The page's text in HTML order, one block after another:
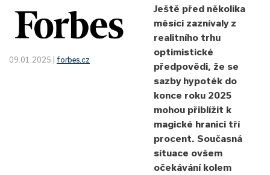
09.01.2025 | forbes.cz
Ještě před několika
měsíci zaznívaly z
realitního trhu
optimistické
předpovědi, že se
sazby hypoték do
konce roku 2025
mohou přiblížit k
magické hranici tří
procent. Současná
situace ovšem
očekávání kolem